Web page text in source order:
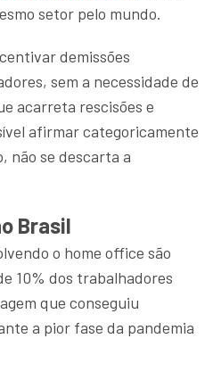
setor pelo mundo.
demissões
sem a necessidade de
acarreta rescisões e
afirmar categoricamente
não se descarta a
Brasil
o home office são
10% dos trabalhadores
que conseguiu
a pior fase da pandemia